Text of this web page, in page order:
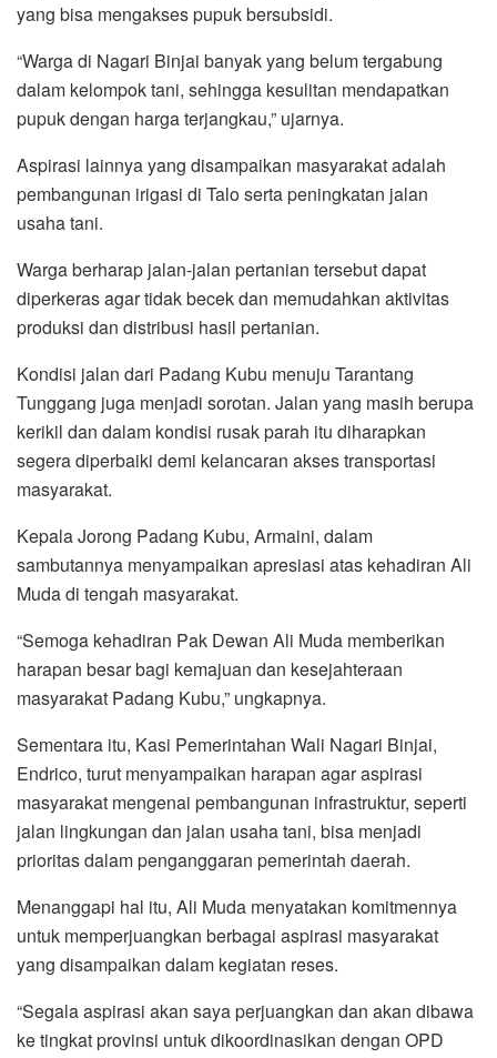
yang bisa mengakses pupuk bersubsidi.
“Warga di Nagari Binjai banyak yang belum tergabung
dalam kelompok tani, sehingga kesulitan mendapatkan
pupuk dengan harga terjangkau,” ujarnya.
Aspirasi lainnya yang disampaikan masyarakat adalah
pembangunan irigasi di Talo serta peningkatan jalan
usaha tani.
Warga berharap jalan-jalan pertanian tersebut dapat
diperkeras agar tidak becek dan memudahkan aktivitas
produksi dan distribusi hasil pertanian.
Kondisi jalan dari Padang Kubu menuju Tarantang
Tunggang juga menjadi sorotan. Jalan yang masih berupa
kerikil dan dalam kondisi rusak parah itu diharapkan
segera diperbaiki demi kelancaran akses transportasi
masyarakat.
Kepala Jorong Padang Kubu, Armaini, dalam
sambutannya menyampaikan apresiasi atas kehadiran Ali
Muda di tengah masyarakat.
“Semoga kehadiran Pak Dewan Ali Muda memberikan
harapan besar bagi kemajuan dan kesejahteraan
masyarakat Padang Kubu,” ungkapnya.
Sementara itu, Kasi Pemerintahan Wali Nagari Binjai,
Endrico, turut menyampaikan harapan agar aspirasi
masyarakat mengenai pembangunan infrastruktur, seperti
jalan lingkungan dan jalan usaha tani, bisa menjadi
prioritas dalam penganggaran pemerintah daerah.
Menanggapi hal itu, Ali Muda menyatakan komitmennya
untuk memperjuangkan berbagai aspirasi masyarakat
yang disampaikan dalam kegiatan reses.
“Segala aspirasi akan saya perjuangkan dan akan dibawa
ke tingkat provinsi untuk dikoordinasikan dengan OPD